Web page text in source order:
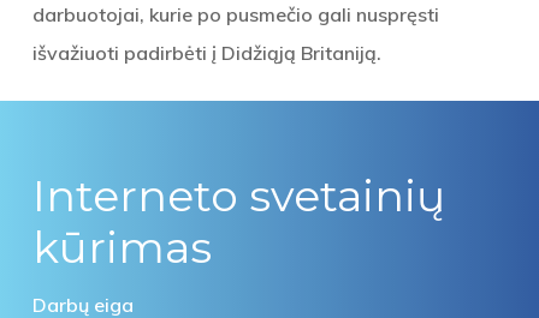
darbuotojai, kurie po pusmečio gali nuspręsti
išvažiuoti padirbėti į Didžiąją Britaniją.
Interneto svetainių
kūrimas
Darbų eiga